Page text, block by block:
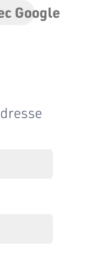
Google